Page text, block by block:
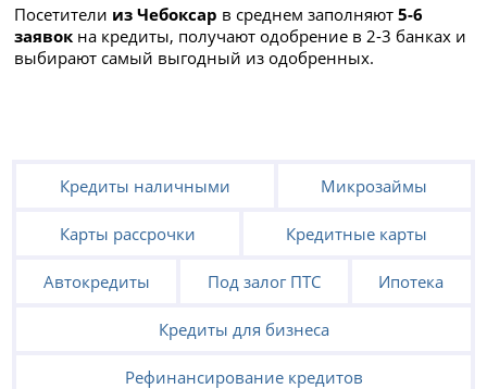
Посетители из Чебоксар в среднем заполняют5-6
заявок на кредиты, получают одобрение в 2-3 банках и
выбирают самый выгодный из одобренных.
Кредиты наличными Микрозаймы
Карты рассрочки Кредитные карты
Автокредиты Под залог ПТС Ипотека
Кредиты для бизнеса
Рефинансирование кредитов